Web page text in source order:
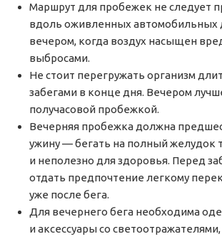
Маршрут для пробежек не следует
вдоль оживленных автомобильных
вечером, когда воздух насыщен
выбросами.
Не стоит перегружать организм
забегами в конце дня. Вечером
получасовой пробежкой.
Вечерняя пробежка должна
ужину — бегать на полный желудок
и неполезно для здоровья. Перед
отдать предпочтение легкому
уже после бега.
Для вечернего бега необходима
и аксессуары со